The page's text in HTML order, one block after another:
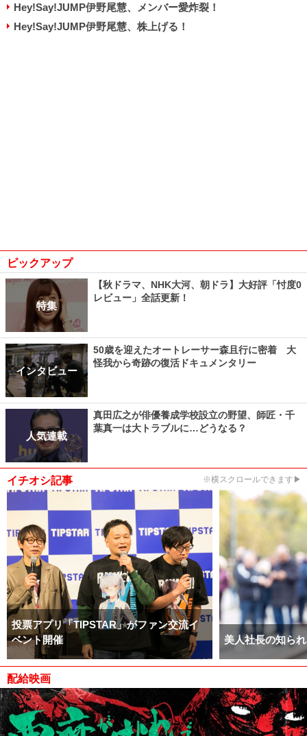
Hey!Say!JUMP伊野尾慧、メンバー愛炸裂！
Hey!Say!JUMP伊野尾慧、株上げる！
ピックアップ
特集
【秋ドラマ、NHK大河、朝ドラ】大好評「忖度0
レビュー」全話更新！
インタビュー
50歳を迎えたオートレーサー森且行に密着 大
怪我から奇跡の復活ドキュメンタリー
人気連載
真田広之が俳優養成学校設立の野望、師匠・千
葉真一は大トラブルに…どうなる？
イチオシ記事 ※横スクロールできます▶
投票アプリ「TIPSTAR」がファン交流イ
ベント開催
美人社長の知ら
配給映画